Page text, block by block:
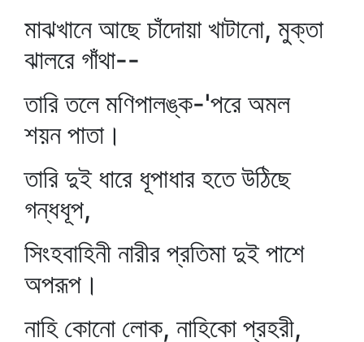
মাঝখানে আছে চাঁদোয়া খাটানো, মুক্তা
ঝালরে গাঁথা--
তারি তলে মণিপালঙ্ক-'পরে অমল
শয়ন পাতা।
তারি দুই ধারে ধূপাধার হতে উঠিছে
গন্ধধূপ,
সিংহবাহিনী নারীর প্রতিমা দুই পাশে
অপরূপ।
নাহি কোনো লোক, নাহিকো প্রহরী,